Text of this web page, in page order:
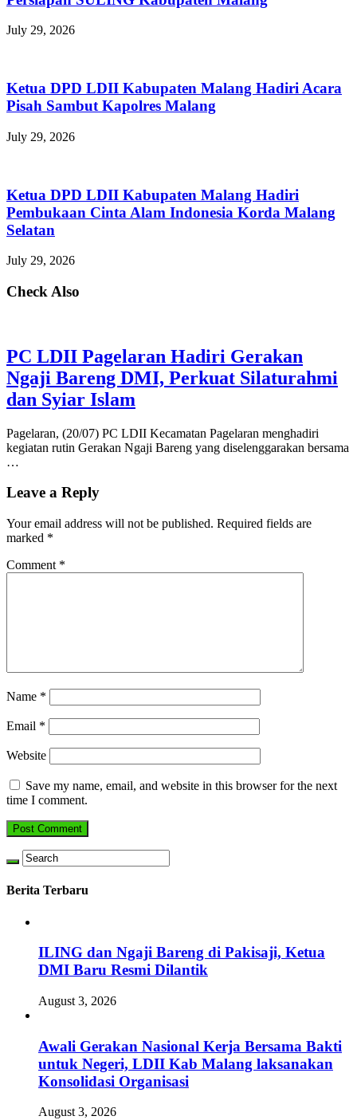
July 29, 2026
Ketua DPD LDII Kabupaten Malang Hadiri Acara
Pisah Sambut Kapolres Malang
July 29, 2026
Ketua DPD LDII Kabupaten Malang Hadiri
Pembukaan Cinta Alam Indonesia Korda Malang
Selatan
July 29, 2026
Check Also
PC LDII Pagelaran Hadiri Gerakan
Ngaji Bareng DMI, Perkuat Silaturahmi
dan Syiar Islam
Pagelaran, (20/07) PC LDII Kecamatan Pagelaran menghadiri
kegiatan rutin Gerakan Ngaji Bareng yang diselenggarakan bersama
…
Leave a Reply
Your email address will not be published. Required fields are
marked *
Comment *
Name *
Email *
Website
Save my name, email, and website in this browser for the next
time I comment.
Berita Terbaru
ILING dan Ngaji Bareng di Pakisaji, Ketua
DMI Baru Resmi Dilantik
August 3, 2026
Awali Gerakan Nasional Kerja Bersama Bakti
untuk Negeri, LDII Kab Malang laksanakan
Konsolidasi Organisasi
August 3, 2026